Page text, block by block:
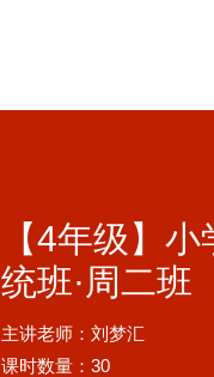
【4年级】
统班·周二班
主讲老师：刘梦汇
课时数量：30